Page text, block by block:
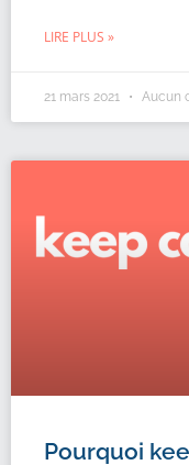
LIRE PLUS »
21 mars 2021 Aucun
Pourquoi